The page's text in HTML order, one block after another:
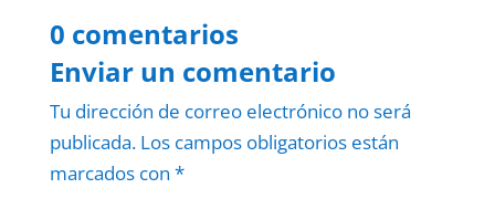
0 comentarios
Enviar un comentario
Tu dirección de correo electrónico no será
publicada. Los campos obligatorios están
marcados con *